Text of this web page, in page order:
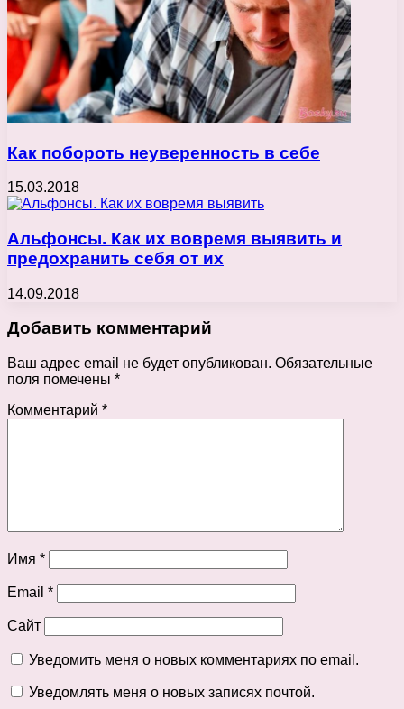
Как побороть неуверенность в себе
15.03.2018
Альфонсы. Как их вовремя выявить и
предохранить себя от их
14.09.2018
Добавить комментарий
Ваш адрес email не будет опубликован. Обязательные
поля помечены *
Комментарий *
Имя *
Email *
Сайт
Уведомить меня о новых комментариях по email.
Уведомлять меня о новых записях почтой.